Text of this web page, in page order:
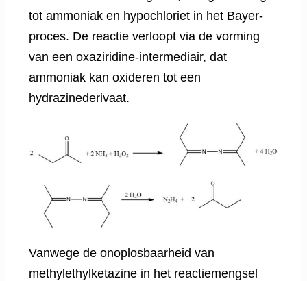
tot ammoniak en hypochloriet in het Bayer-
proces. De reactie verloopt via de vorming
van een oxaziridine-intermediair, dat
ammoniak kan oxideren tot een
hydrazinederivaat.
Vanwege de onoplosbaarheid van
methylethylketazine in het reactiemengsel